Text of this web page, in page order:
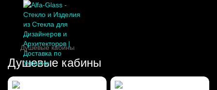
Душевые кабины
Душевые кабины